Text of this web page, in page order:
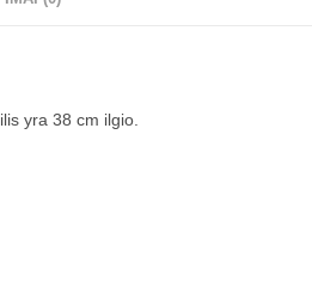
yra 38 cm ilgio.